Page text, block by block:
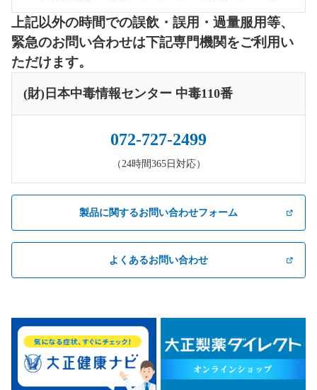
上記以外の時間での誤飲・誤用・過量服用等、
緊急のお問い合わせは下記専門機関をご利用い
ただけます。
(財)日本中毒情報センター 中毒110番
072-727-2499
（24時間365日対応）
製品に関するお問い合わせフォーム
よくあるお問い合わせ